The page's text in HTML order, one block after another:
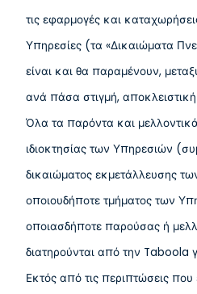
τις εφαρμογές και
Υπηρεσίες (τα «Δικαιώματα
είναι και θα παραμένουν,
ανά πάσα στιγμή,
Όλα τα παρόντα και μελλοντικά
ιδιοκτησίας των Υπηρεσιών
δικαιώματος εκμετάλλευσης
οποιουδήποτε τμήματος των
οποιασδήποτε παρούσας ή
διατηρούνται από την Taboola
Εκτός από τις περιπτώσεις